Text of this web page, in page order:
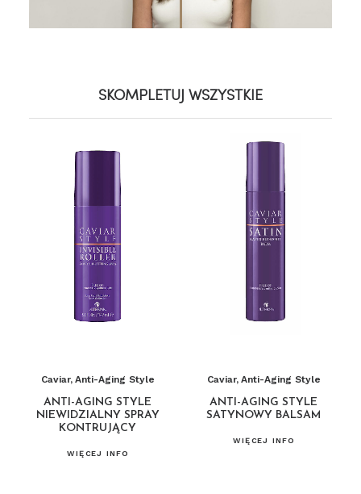
SKOMPLETUJ WSZYSTKIE
Caviar, Anti-Aging Style
ANTI-AGING STYLE
NIEWIDZIALNY SPRAY
KONTRUJĄCY
WIĘCEJ INFO
Caviar, Anti-Aging Style
ANTI-AGING STYLE
SATYNOWY BALSAM
WIĘCEJ INFO